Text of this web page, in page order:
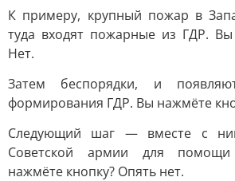
К примеру, крупный пожар в
туда входят пожарные из ГДР.
Нет.
Затем беспорядки, и
формирования ГДР. Вы нажмёте
Следующий шаг — вместе с
Советской армии для
нажмёте кнопку? Опять нет.